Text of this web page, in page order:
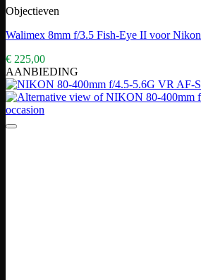
Objectieven
Walimex 8mm f/3.5 Fish-Eye II voor Nikon
€ 225,00
AANBIEDING